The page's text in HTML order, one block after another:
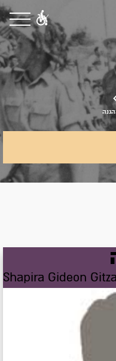
Shapira Gideon Gitza